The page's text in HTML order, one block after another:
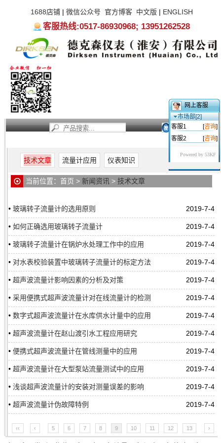
1688店铺| 微信公众号 官方博客 中文版 | ENGLISH
客服热线:0517-86930968; 13951262528
技术文章 流量计应用 仪表知识
当前位置： 首页 > 新闻资讯 > 技术文章
• 玻璃转子流量计的选用原则 2019-7-4
• 如何正确选用玻璃转子流量计 2019-7-4
• 玻璃转子流量计在锅炉水处理工作中的应用 2019-7-4
• 对水表校验装置中玻璃转子流量计的标定方法 2019-7-4
• 超声波流量计影响因素的分析及对策 2019-7-4
• 采用便携式超声波流量计对在线流量计的检测 2019-7-4
• 数字式超声波流量计在水库供水计量中的应用 2019-7-4
• 超声波流量计在赵山渡引水工程应用研究 2019-7-4
• 便携式超声波流量计在管线测量中的应用 2019-7-4
• 超声波流量计在大型泵站流量测试中的应用 2019-7-4
• 浅谈超声波流量计的安装对测量误差的影响 2019-7-4
• 超声波流量计伪故障特例 2019-7-4
‹‹ ‹ 5 6 7 8 9 10 11 12 13 ›
网上客服
市场部[2]
客服1
[咨询]
客服2
[咨询]
Powered by 53KF